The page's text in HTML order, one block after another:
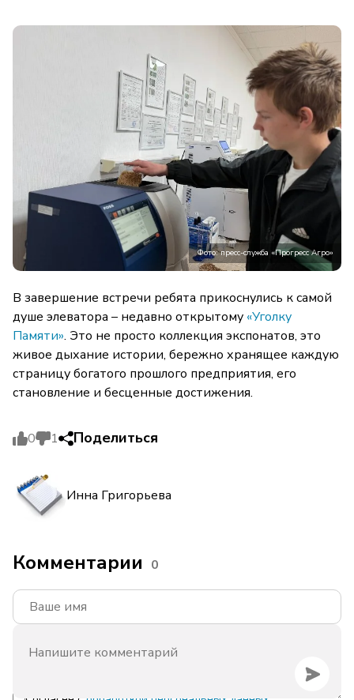
Фото: пресс-служба «Прогресс Агро»
В завершение встречи ребята прикоснулись к самой
душе элеватора – недавно открытому «Уголку
Памяти». Это не просто коллекция экспонатов, это
живое дыхание истории, бережно хранящее каждую
страницу богатого прошлого предприятия, его
становление и бесценные достижения.
0 1 Поделиться
Инна Григорьева
Комментарии 0